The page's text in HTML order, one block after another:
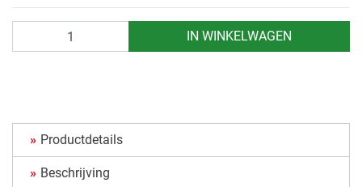
IN WINKELWAGEN
Productdetails
Beschrijving